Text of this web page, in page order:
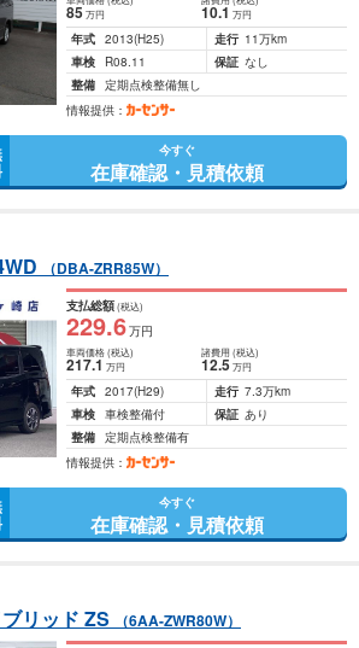
85万円 10.1 万円
年式 2013(H25) 走行 11万km
車検
R08.11 保証 なし
整備 定期点検整備無し
情報提供：
今すぐ
在庫確認・見積依頼
（DBA-ZRR85W）
支払総額(税込)
229.6万円
車両価格(税込)
217.1万円
諸費用 (税込)
12.5 万円
年式 2017(H29) 走行 7.3万km
車検 車検整備付 保証 あり
整備 定期点検整備有
情報提供：
今すぐ
在庫確認・見積依頼
リッド ZS （6AA-ZWR80W）